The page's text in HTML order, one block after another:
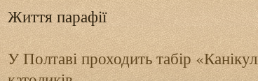
Життя парафії
У Полтаві проходить табір